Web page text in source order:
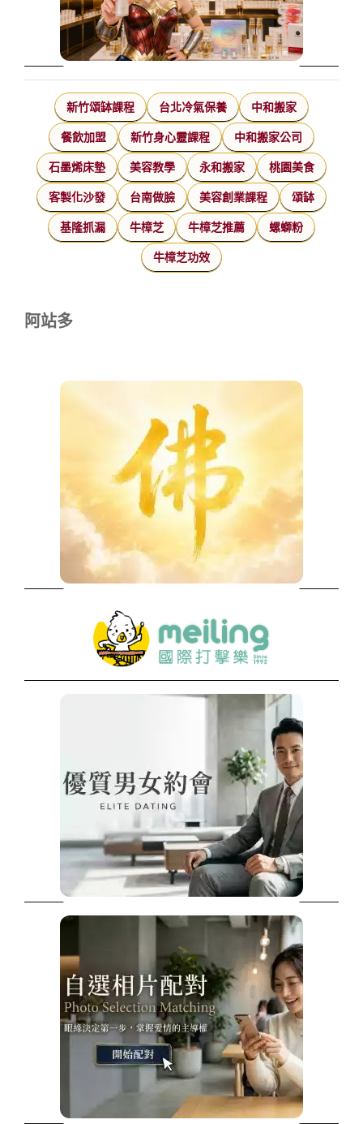
新竹頌缽課程 台北冷氣保養 中和搬家
餐飲加盟 新竹身心靈課程 中和搬家公司
石墨烯床墊 美容教學 永和搬家 桃園美食
客製化沙發 台南做臉 美容創業課程 頌缽
基隆抓漏 牛樟芝 牛樟芝推薦 螺螄粉
牛樟芝功效
阿站多